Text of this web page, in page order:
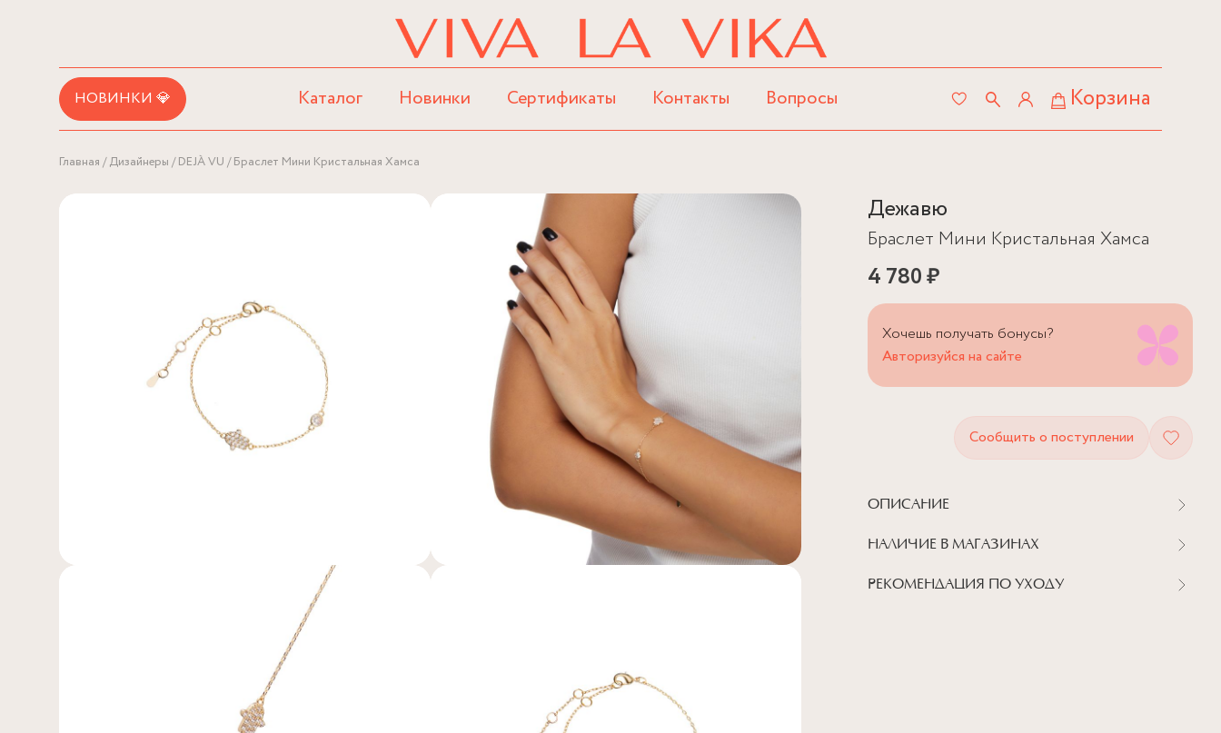
НОВИНКИ 💎 Каталог Новинки Сертификаты Контакты Вопросы Корзина
Главная Дизайнеры DEJÀ VU Браслет Мини Кристальная Хамса
Дежавю
Браслет Мини Кристальная Хамса
4 780 ₽
Хочешь получать бонусы?
Авторизуйся на сайте
Сообщить о поступлении
ОПИСАНИЕ
НАЛИЧИЕ В МАГАЗИНАХ
РЕКОМЕНДАЦИЯ ПО УХОДУ